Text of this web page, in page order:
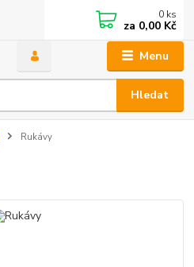
Menu
Hledat
0 ks
za 0,00 Kč
Rukávy